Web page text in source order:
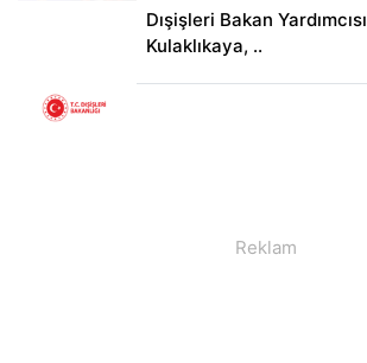
Dışişleri Bakan Yardımcısı
Kulaklıkaya, ..